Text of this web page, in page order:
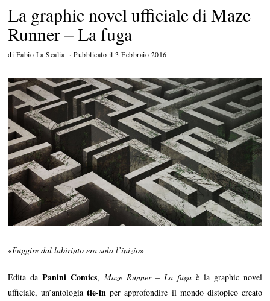
La graphic novel ufficiale di Maze
Runner – La fuga
di Fabio La Scalia Pubblicato il 3 Febbraio 2016
«Fuggire dal labirinto era solo l’inizio»
Edita daPanini Comics, Maze Runner – La fugaè la graphic novel
ufficiale, un’antologiatie-in per approfondire il mondo distopico creato